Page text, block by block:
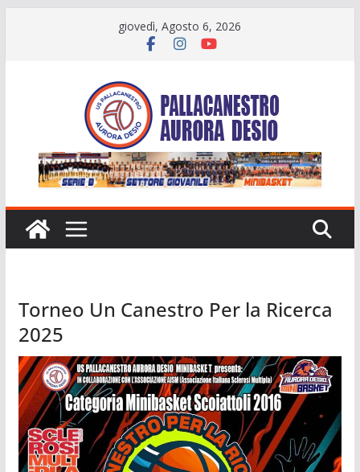
giovedì, Agosto 6, 2026
Torneo Un Canestro Per la Ricerca
2025